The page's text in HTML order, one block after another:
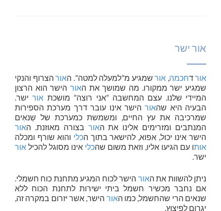
אור ישר
אורדחכמה, אור שמגיע מ”למעלה למטה”. האור הצרוף והנקי
שמגיע ישר ממקורו. מה שמושך את האור הישר הוא הרצון
המיידי שלנו. עצם המחשבה “אני רוצה” מושכת אורישר.
הבעיה היא שהאורהישר אינו עובר דרך מערכת הספירות
שמרכיבה את עץ החיים, ומשמשת כמערכת של שַנאִים
המנתבים ומזרימים אלינו את האור בצורה מאוזנת. האור
הישר אינו יכול, אפוא, להישאר בתוך הכלי והוא שורף ומכלה
אותו עם הגיעו אליו, וזאת משום שהכלי אינו מסוגל להכיל אור
ישר.
ניתן להשוות את האור הישר לכוח המגיע מתחנת כוח חשמלי.
אם נחבר מכשיר חשמל ביתי ישירות לתחנת הכוח ללא
שנאים הרי שהחשמל, כמו האור הישר, אשר יזרום במקרה זה,
יגרום לפיצוץ.